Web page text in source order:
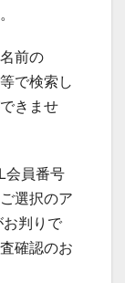
前の
で検索し
きませ
会員番号
選択のア
判りで
確認のお